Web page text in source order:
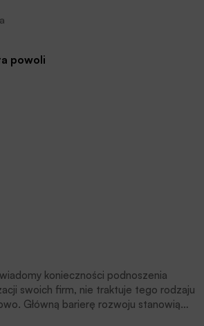
małych i średnich firm,
250 pracowników. Jego tematem
pracowników – specjalistów
powoli
konieczności podnoszenia
swoich firm, nie traktuje tego rodzaju
Główną barierę rozwoju stanowią